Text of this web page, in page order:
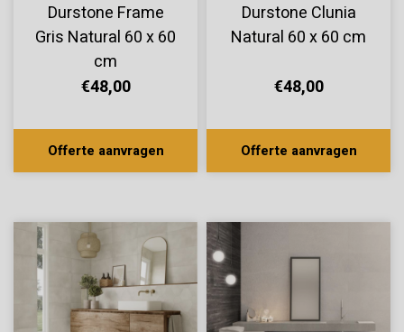
Durstone Frame
Gris Natural 60 x 60
cm
€48,00
Offerte aanvragen
Durstone Clunia
Natural 60 x 60 cm
€48,00
Offerte aanvragen